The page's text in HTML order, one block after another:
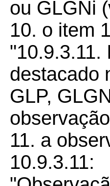
ou GLGNi
10. o item
"10.9.3.11.
destacado
GLP,
11. a
10.9.3.11: